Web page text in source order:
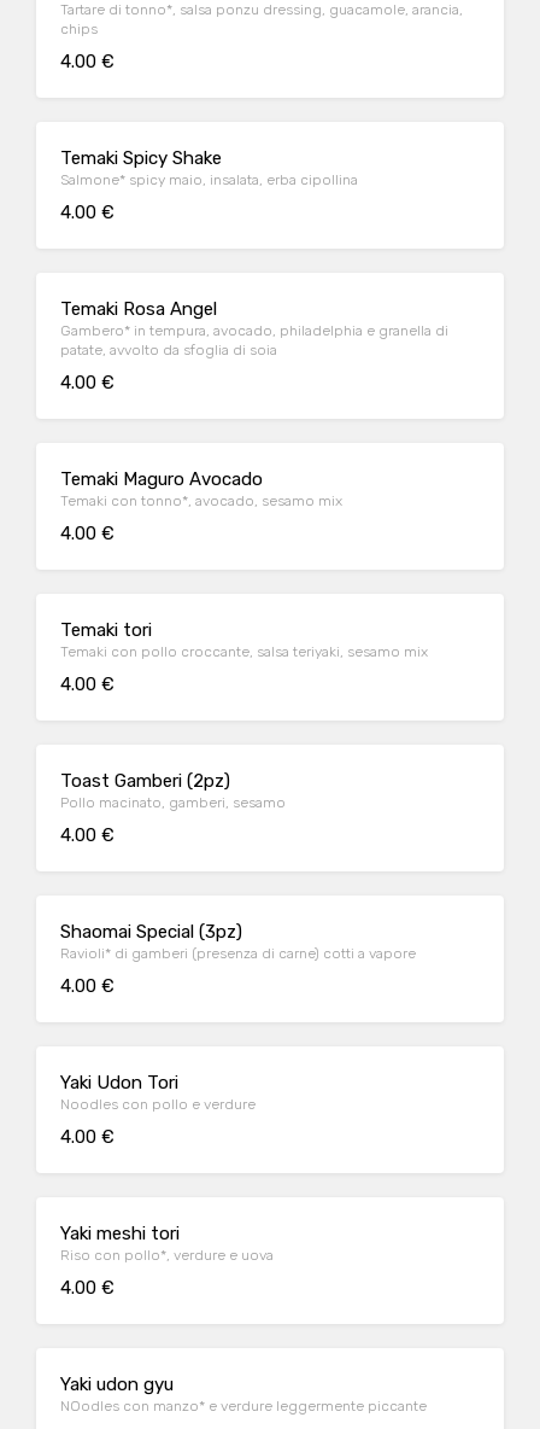
Tartare di tonno*, salsa ponzu dressing, guacamole, arancia,
chips
4.00 €
Temaki Spicy Shake
Salmone* spicy maio, insalata, erba cipollina
4.00 €
Temaki Rosa Angel
Gambero* in tempura, avocado, philadelphia e granella di
patate, avvolto da sfoglia di soia
4.00 €
Temaki Maguro Avocado
Temaki con tonno*, avocado, sesamo mix
4.00 €
Temaki tori
Temaki con pollo croccante, salsa teriyaki, sesamo mix
4.00 €
Toast Gamberi (2pz)
Pollo macinato, gamberi, sesamo
4.00 €
Shaomai Special (3pz)
Ravioli* di gamberi (presenza di carne) cotti a vapore
4.00 €
Yaki Udon Tori
Noodles con pollo e verdure
4.00 €
Yaki meshi tori
Riso con pollo*, verdure e uova
4.00 €
Yaki udon gyu
NOodles con manzo* e verdure leggermente piccante